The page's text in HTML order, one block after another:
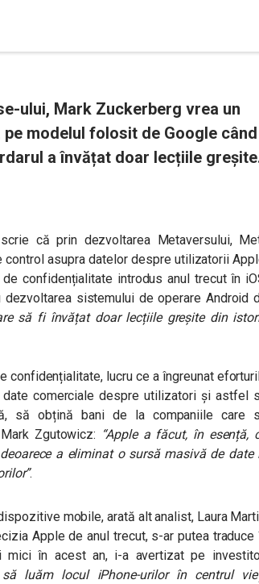
ului, Mark Zuckerberg vrea un
modelul folosit de Google când
a învățat doar lecțiile
că prin dezvoltarea Metaversului,
asupra datelor despre utilizatorii
confidențialitate introdus anul trecut în
sistemului de operare Android
să fi învățat doar lecțiile greșite din
confidențialitate, lucru ce a îngreunat
comerciale despre utilizatori și astfel
să obțină bani de la companiile care
Zgutowicz: “Apple a făcut, în esență,
a eliminat o sursă masivă de date
.
mobile, arată alt analist, Laura
Apple de anul trecut, s-ar putea traduce
în acest an, i-a avertizat pe
să luăm locul iPhone-urilor în centrul